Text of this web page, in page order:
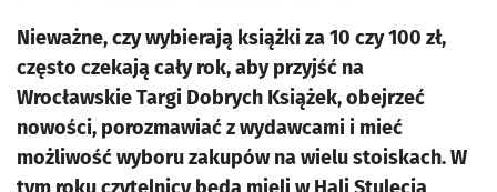
Nieważne, czy wybierają książki za 10 czy 100 zł,
często czekają cały rok, aby przyjść na
Wrocławskie Targi Dobrych Książek, obejrzeć
nowości, porozmawiać z wydawcami i mieć
możliwość wyboru zakupów na wielu stoiskach. W